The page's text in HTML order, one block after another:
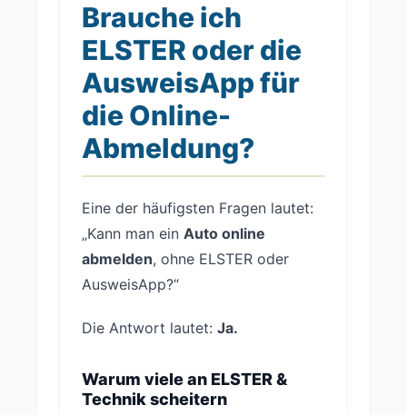
Brauche ich
ELSTER oder die
AusweisApp für
die Online-
Abmeldung?
Eine der häufigsten Fragen lautet:
„Kann man ein Auto online
abmelden, ohne ELSTER oder
AusweisApp?“
Die Antwort lautet: Ja.
Warum viele an ELSTER &
Technik scheitern